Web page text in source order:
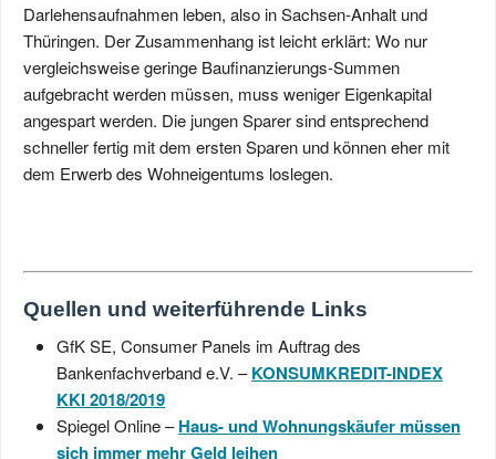
Darlehensaufnahmen leben, also in Sachsen-Anhalt und
Thüringen. Der Zusammenhang ist leicht erklärt: Wo nur
vergleichsweise geringe Baufinanzierungs-Summen
aufgebracht werden müssen, muss weniger Eigenkapital
angespart werden. Die jungen Sparer sind entsprechend
schneller fertig mit dem ersten Sparen und können eher mit
dem Erwerb des Wohneigentums loslegen.
Quellen und weiterführende Links
GfK SE, Consumer Panels im Auftrag des
Bankenfachverband e.V. –KONSUMKREDIT-INDEX
KKI 2018/2019
Spiegel Online –Haus- und Wohnungskäufer müssen
sich immer mehr Geld leihen